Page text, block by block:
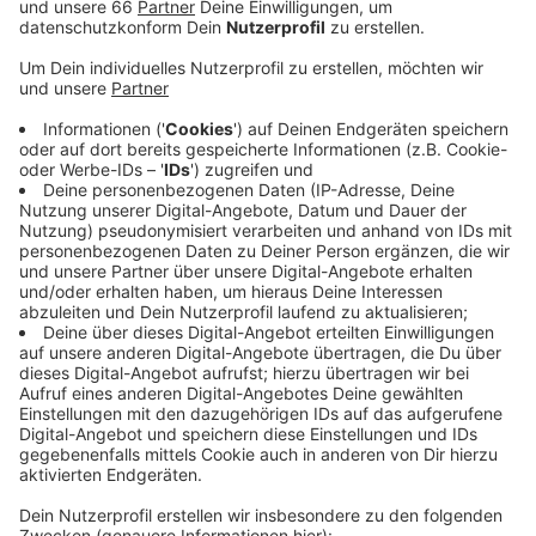
eines Tages 26 Menschen das Virus überstanden
und sind wieder gesund.
Veröffentlicht: Montag, 04.05.2020 04:57
Anzeige
Weiterhin werden 42 (Stand: 3. Mai 2020, 8 Uhr)
Menschen in einem Krankenhaus behandelt, davon
befinden sich 23 auf einer Intensivstation. Die Zahl der
Todesfälle ist unverändert, sie liegt weiterhin bei 24.
Währenddessen wurde am Sonntagnachmittag eine
weitere Flüchtlingsunterkunft unter Quarantäne
gestellt. Sechs Bewohner einer Einrichtung in
Mörsenbroich wurden positiv getestet. Darum dürfen
insgesamt 140 Bewohner die Unterkunft zwei Wochen
lang nicht verlassen.